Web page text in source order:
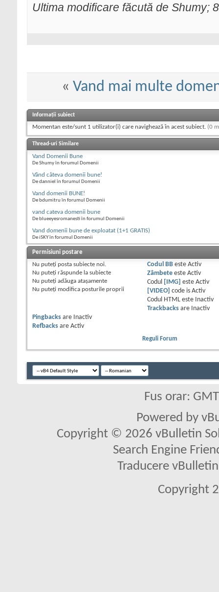
Ultima modificare făcută de Shumy;
« Vand mai multe
Informații subiect
Momentan este/sunt 1 utilizator(i) care navighează în acest subiect. (0
Thread-uri Similare
Vand Domenii Bune
De Shumy în forumul Domenii
Vând câteva domenii bune!
De danniel în forumul Domenii
Vand domenii BUNE!
De bdumitru în forumul Domenii
vand cateva domenii bune
De blueeyesromanesti în forumul Domenii
Vand domenii bune de exploatat (1+1 GRATIS)
De iSKY în forumul Domenii
Permisiuni postare
Nu puteţi posta subiecte noi.
Nu puteţi răspunde la subiecte
Nu puteţi adăuga ataşamente
Nu puteţi modifica posturile proprii
Codul BBeste Activ
Zâmbeteeste Activ
Codul
[IMG] este Activ
[VIDEO]
code is Activ
Codul HTML este
Inactiv
Trackbacksare
Inactiv
Pingbacks are
Inactiv
Refbacks are Activ
Reguli Forum
Fus orar:
Powered by
Copyright © 2026 vBulletin
Search Engine
Traducere
Copyright